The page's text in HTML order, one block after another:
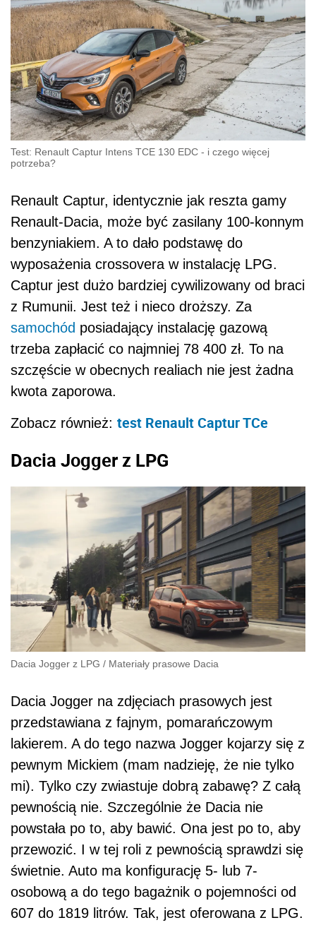
Test: Renault Captur Intens TCE 130 EDC - i czego więcej
potrzeba?
Renault Captur, identycznie jak reszta gamy
Renault-Dacia, może być zasilany 100-konnym
benzyniakiem. A to dało podstawę do
wyposażenia crossovera w instalację LPG.
Captur jest dużo bardziej cywilizowany od braci
z Rumunii. Jest też i nieco droższy. Za
samochód posiadający instalację gazową
trzeba zapłacić co najmniej 78 400 zł. To na
szczęście w obecnych realiach nie jest żadna
kwota zaporowa.
Zobacz również: test Renault Captur TCe
Dacia Jogger z LPG
Dacia Jogger z LPG / Materiały prasowe Dacia
Dacia Jogger na zdjęciach prasowych jest
przedstawiana z fajnym, pomarańczowym
lakierem. A do tego nazwa Jogger kojarzy się z
pewnym Mickiem (mam nadzieję, że nie tylko
mi). Tylko czy zwiastuje dobrą zabawę? Z całą
pewnością nie. Szczególnie że Dacia nie
powstała po to, aby bawić. Ona jest po to, aby
przewozić. I w tej roli z pewnością sprawdzi się
świetnie. Auto ma konfigurację 5- lub 7-
osobową a do tego bagażnik o pojemności od
607 do 1819 litrów. Tak, jest oferowana z LPG.